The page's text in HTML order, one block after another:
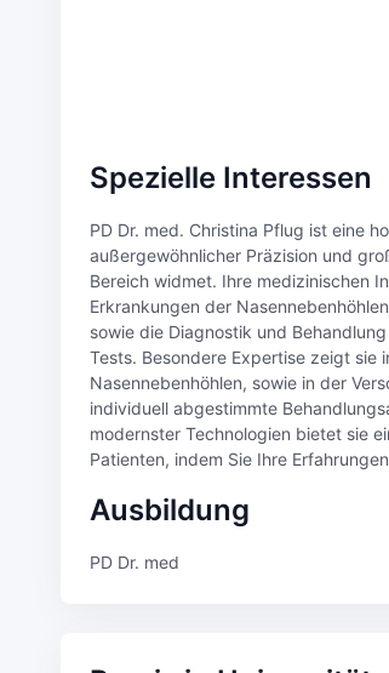
Spezielle Interessen
PD Dr. med. Christina Pflug ist eine
außergewöhnlicher Präzision und
Bereich widmet. Ihre medizinischen
Erkrankungen der
sowie die Diagnostik und
Tests. Besondere Expertise zeigt sie
Nasennebenhöhlen, sowie in der
individuell abgestimmte
modernster Technologien bietet sie
Patienten, indem Sie Ihre
Ausbildung
PD Dr. med